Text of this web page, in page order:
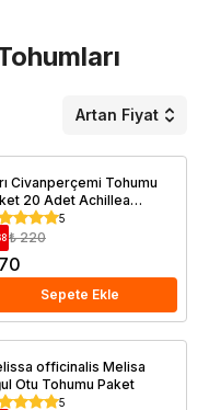
Artan Fiyat
Civanperçemi Tohumu
20 Adet Achillea
5
₺ 220
Sepete Ekle
officinalis Melisa
Otu Tohumu Paket
5